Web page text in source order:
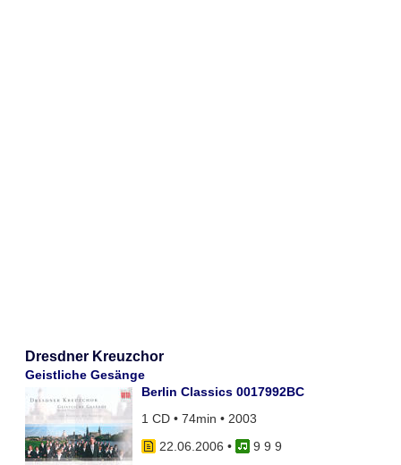
Dresdner Kreuzchor
Geistliche Gesänge
Berlin Classics 0017992BC
1 CD • 74min • 2003
22.06.2006 •
9 9 9